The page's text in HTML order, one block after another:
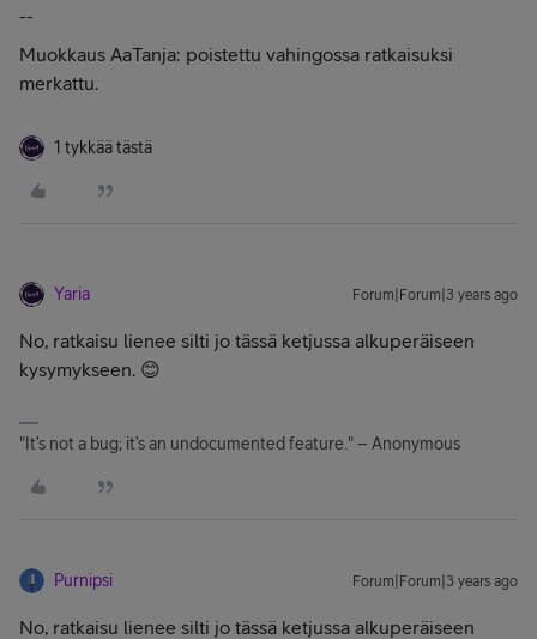
--
Muokkaus AaTanja: poistettu vahingossa ratkaisuksi
merkattu.
1 tykkää tästä
Yaria Forum|Forum|3 years ago
No, ratkaisu lienee silti jo tässä ketjussa alkuperäiseen
kysymykseen. 😊
"It’s not a bug; it’s an undocumented feature." – Anonymous
Purnipsi Forum|Forum|3 years ago
No, ratkaisu lienee silti jo tässä ketjussa alkuperäiseen